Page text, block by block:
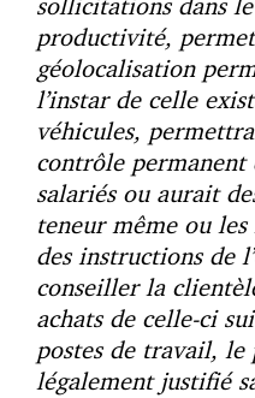
productivité,
géolocalisation
l’instar de celle
véhicules,
contrôle permanent
salariés ou aurait
teneur même ou
des instructions de
conseiller la
achats de celle-ci
postes de travail,
légalement justifié